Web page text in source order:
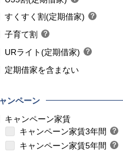
ン
ト
ン
すくすく割(定期借家) ？
ト
子育て割 ？
ン
ト
ちら
URライト(定期借家) ？
こちら
定期借家を含まない
ンペーン
キャンペーン家賃
キャンペーン家賃3年間 ？
ヒ
キャンペーン家賃5年間 ？
こちら
こちら